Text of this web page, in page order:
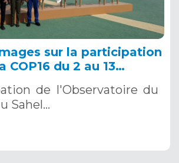
sur la participation
COP16 du 2 au 13
de l'Observatoire du
Sahel…